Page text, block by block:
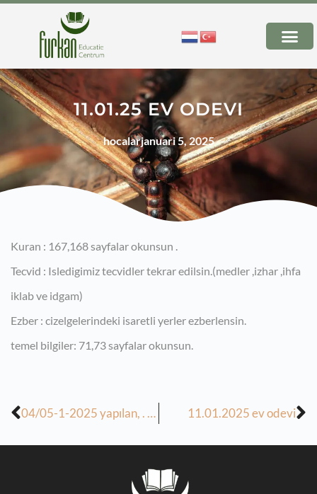
11.01.25 EV ODEVI
hocalarjanuari 5, 2025
Kuran : 167,168 sayfalar okunsun .
Tecvid : Isledigimiz tecvidler tekrar edilsin.(medler ,izhar ,ihfa
iklab ve idgam)
Ezber : cizelgelerindeki isaretli yerler ezberlensin.
temel bilgiler: 71,73 sayfalar okunsun.
04/05-1-2025 yapılan, . 11/12- 01-2025 tarihinde yapılacak derslerin ödevi 11.01.2025 ev odevi